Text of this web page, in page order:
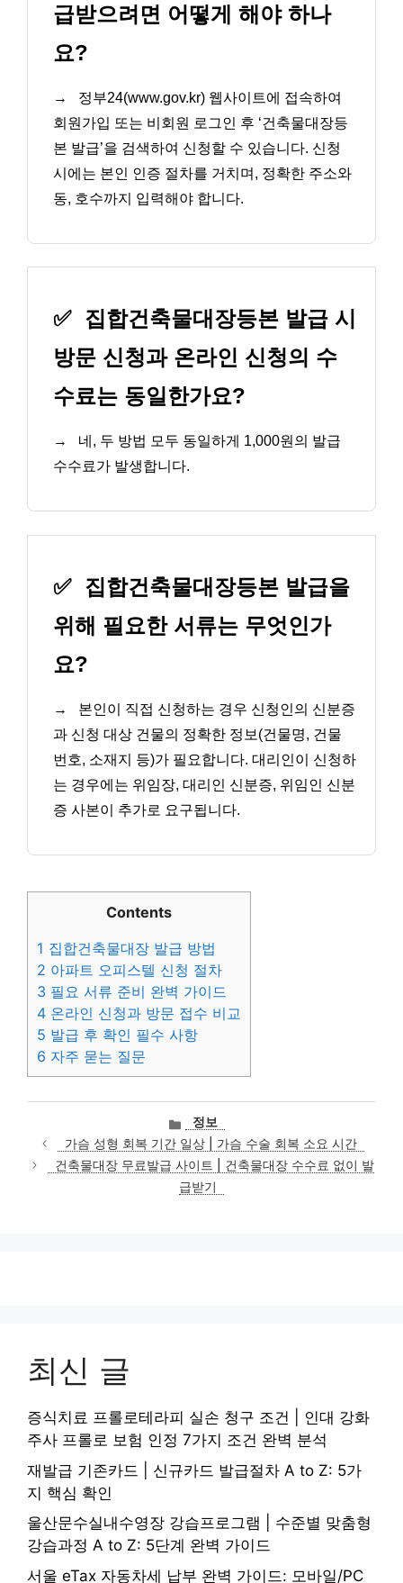
급받으려면 어떻게 해야 하나
요?
→
정부24(www.gov.kr) 웹사이트에 접속하여
회원가입 또는 비회원 로그인 후 ‘건축물대장등
본 발급’을 검색하여 신청할 수 있습니다. 신청
시에는 본인 인증 절차를 거치며, 정확한 주소와
동, 호수까지 입력해야 합니다.
✅ 집합건축물대장등본 발급 시
방문 신청과 온라인 신청의 수
수료는 동일한가요?
→
네, 두 방법 모두 동일하게 1,000원의 발급
수수료가 발생합니다.
✅ 집합건축물대장등본 발급을
위해 필요한 서류는 무엇인가
요?
→
본인이 직접 신청하는 경우 신청인의 신분증
과 신청 대상 건물의 정확한 정보(건물명, 건물
번호, 소재지 등)가 필요합니다. 대리인이 신청하
는 경우에는 위임장, 대리인 신분증, 위임인 신분
증 사본이 추가로 요구됩니다.
Contents
1 집합건축물대장 발급 방법
2 아파트 오피스텔 신청 절차
3 필요 서류 준비 완벽 가이드
4 온라인 신청과 방문 접수 비교
5 발급 후 확인 필수 사항
6 자주 묻는 질문
카
테
고
리
정보
가슴 성형 회복 기간 일상 | 가슴 수술 회복 소요 시간
건축물대장 무료발급 사이트 | 건축물대장 수수료 없이 발
급받기
최신 글
증식치료 프롤로테라피 실손 청구 조건 | 인대 강화
주사 프롤로 보험 인정 7가지 조건 완벽 분석
재발급 기존카드 | 신규카드 발급절차 A to Z: 5가
지 핵심 확인
울산문수실내수영장 강습프로그램 | 수준별 맞춤형
강습과정 A to Z: 5단계 완벽 가이드
서울 eTax 자동차세 납부 완벽 가이드: 모바일/PC